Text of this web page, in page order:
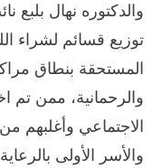
والدكتوره نهال بلبع
توزيع قسائم لشراء
المستحقة بنطاق
والرحمانية، ممن تم
الاجتماعي وأغلبهم
والأسر الأولى